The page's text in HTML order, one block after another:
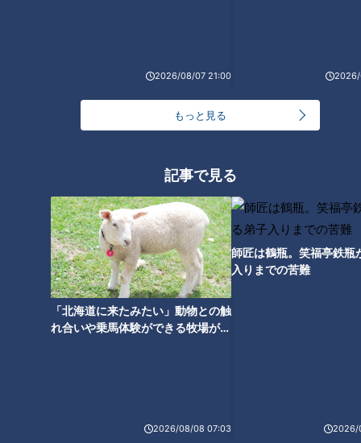
2026/08/07 21:00 2026/
もっと見る
記事で見る
「北海道に来たみたい」動物との触
れ合いや乗馬体験ができる牧場がオ
2026/08/08 07:03
師匠は鶴瓶。笑福亭鉄瓶
入りまでの苦難
2026/
す。昨年10月の東京の平均最高気温は23.7℃。夏に比べて涼
63℃と23℃、それぞれの温度のご飯でおにぎりを作った後、
25℃で8時間保存し菌の変化を検証しました。結果、菌がより
多く増殖したのは23℃のご飯でした。先生によると、菌はご
飯にも具の食材にも少なからず入っており、食中毒の病原体の
ほとんどは約60℃以上で殺菌できるとの事（※60℃以上で殺
菌できない菌も存在します）。今回の検証では、63℃のご飯
を使った事により温度で菌の増殖が抑えられたと考えられるそ
うです。
メだそうです（※やけどに注意してください）。ラップを使っ